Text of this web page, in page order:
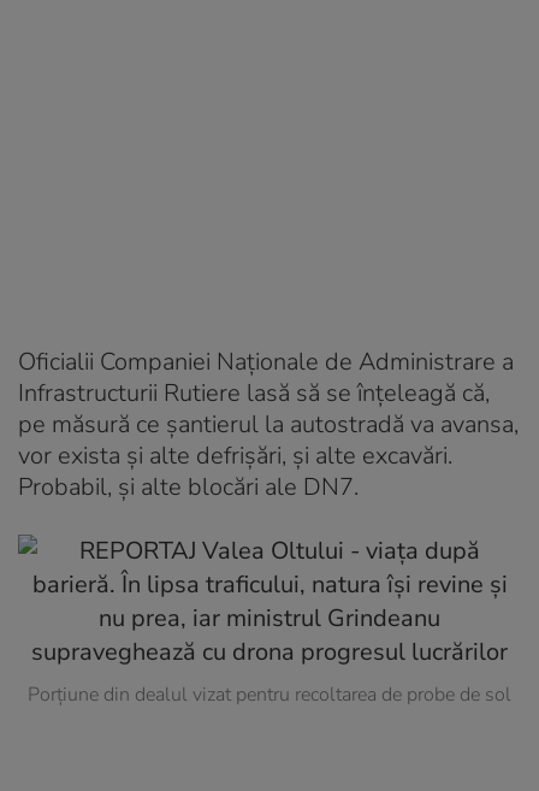
Oficialii Companiei Naționale de Administrare a
Infrastructurii Rutiere lasă să se înțeleagă că,
pe măsură ce șantierul la autostradă va avansa,
vor exista și alte defrișări, și alte excavări.
Probabil, și alte blocări ale DN7.
Porțiune din dealul vizat pentru recoltarea de probe de sol